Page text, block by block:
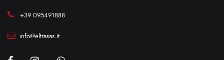
+39 095491888
info@eltrasas.it